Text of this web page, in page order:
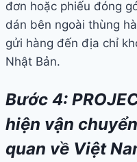
đơn hoặc phiếu đóng
dán bên ngoài thùng
gửi hàng đến địa chỉ
Nhật Bản.
Bước 4:
hiện vận
quan về Việt